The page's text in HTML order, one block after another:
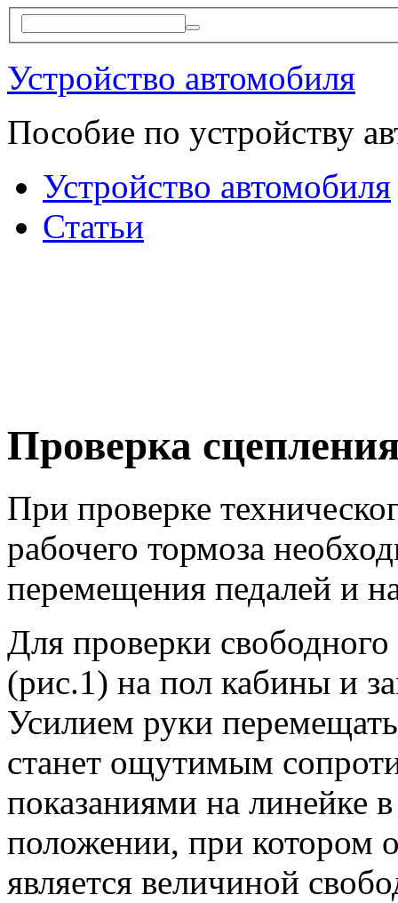
Устройство автомобиля
Пособие по устройству
Устройство автомобиля
Статьи
Проверка
При проверке
рабочего тормоза
перемещения педалей и
Для проверки
(рис.1) на пол кабины и
Усилием руки
станет ощутимым
показаниями на линейке
положении, при котором
является величиной